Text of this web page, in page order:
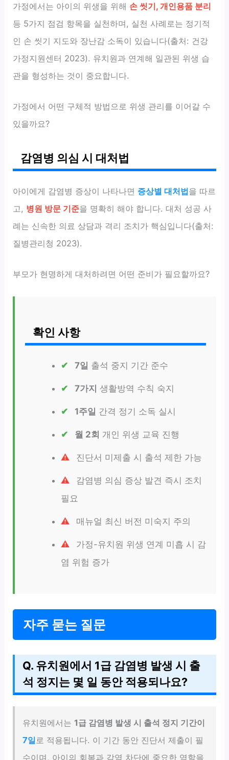
가정에서는 아이의 위생을 위해 손 씻기, 개인용품 분리
등 5가지 점검 항목을 실천하며, 실천 사례로는 정기적
인 손 씻기 지도와 장난감 소독이 있습니다(출처: 건강
가정지원센터 2023). 유치원과 연계해 일관된 위생 습
관을 형성하는 것이 중요합니다.
가정에서 어떤 구체적 방법으로 위생 관리를 이어갈 수
있을까요?
감염병 의심 시 대처법
아이에게 감염병 증상이 나타나면 증상별 대처법을 따르
고, 병원 방문 기준을 명확히 해야 합니다. 대처 성공 사
례는 신속한 의료 상담과 격리 조치가 핵심입니다(출처:
질병관리청 2023).
부모가 현명하게 대처하려면 어떤 준비가 필요할까요?
확인 사항
7일 출석 중지 기간 준수
7가지 생활방역 수칙 숙지
1주일 간격 정기 소독 실시
월 2회 개인 위생 교육 진행
진단서 미제출 시 출석 제한 가능
감염병 의심 증상 발견 즉시 조치
필요
매뉴얼 최신 버전 미숙지 주의
가정-유치원 위생 연계 미흡 시 감
염 위험 증가
자주 묻는 질문
Q. 유치원에서 1급 감염병 발생 시 출
석 정지는 몇 일 동안 적용되나요?
유치원에서는 1급 감염병 발생 시 출석 정지 기간이
7일로 적용됩니다. 이 기간 동안 진단서 제출이 필
수이며, 아이의 회복과 감염 차단에 중요한 역할을